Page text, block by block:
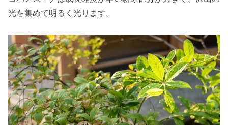
光を集めて明るく光ります。